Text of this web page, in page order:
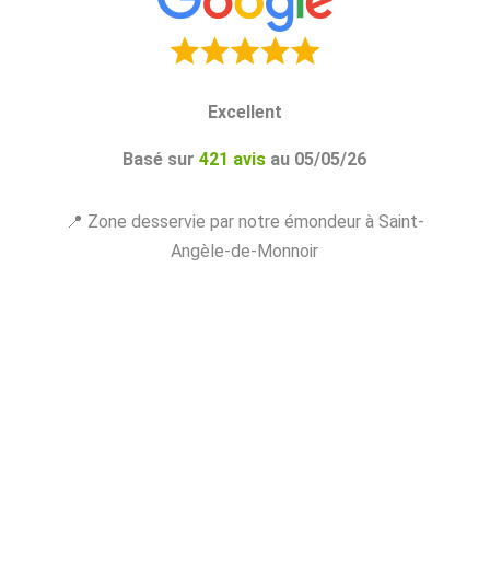
Excellent
Basé sur421 avis au 05/05/26
📍 Zone desservie par notre émondeur à Saint-
Angèle-de-Monnoir